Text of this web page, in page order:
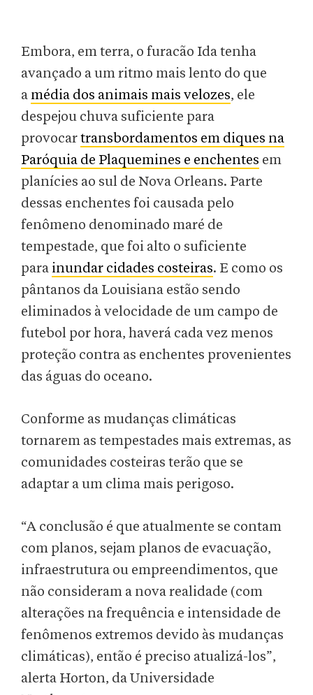
Embora, em terra, o furacão Ida tenha
avançado a um ritmo mais lento do que
a média dos animais mais velozes, ele
despejou chuva suficiente para
provocartransbordamentos em diques na
Paróquia de Plaquemines e enchentes em
planícies ao sul de Nova Orleans. Parte
dessas enchentes foi causada pelo
fenômeno denominado maré de
tempestade, que foi alto o suficiente
para inundar cidades costeiras. E como os
pântanos da Louisiana estão sendo
eliminados à velocidade de um campo de
futebol por hora, haverá cada vez menos
proteção contra as enchentes provenientes
das águas do oceano.
Conforme as mudanças climáticas
tornarem as tempestades mais extremas, as
comunidades costeiras terão que se
adaptar a um clima mais perigoso.
“A conclusão é que atualmente se contam
com planos, sejam planos de evacuação,
infraestrutura ou empreendimentos, que
não consideram a nova realidade (com
alterações na frequência e intensidade de
fenômenos extremos devido às mudanças
climáticas), então é preciso atualizá-los”,
alerta Horton, da Universidade